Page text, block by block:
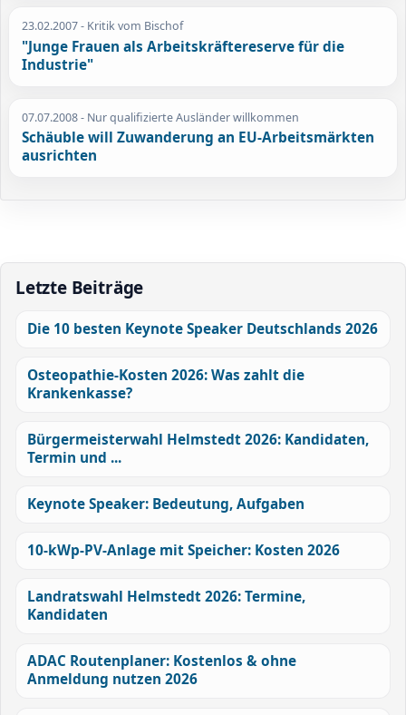
23.02.2007- Kritik vom Bischof
"Junge Frauen als Arbeitskräftereserve für die
Industrie"
07.07.2008- Nur qualifizierte Ausländer willkommen
Schäuble will Zuwanderung an EU-Arbeitsmärkten
ausrichten
Letzte Beiträge
Die 10 besten Keynote Speaker Deutschlands 2026
Osteopathie-Kosten 2026: Was zahlt die
Krankenkasse?
Bürgermeisterwahl Helmstedt 2026: Kandidaten,
Termin und ...
Keynote Speaker: Bedeutung, Aufgaben
10-kWp-PV-Anlage mit Speicher: Kosten 2026
Landratswahl Helmstedt 2026: Termine,
Kandidaten
ADAC Routenplaner: Kostenlos & ohne
Anmeldung nutzen 2026